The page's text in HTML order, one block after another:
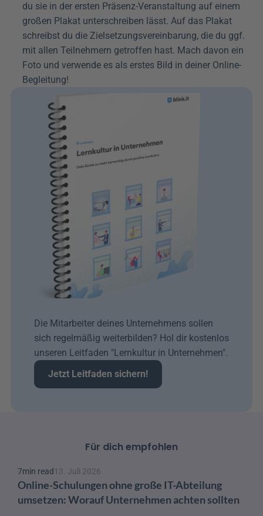
du sie in der ersten Präsenz-Veranstaltung auf einem
großen Plakat unterschreiben lässt. Auf das Plakat
schreibst du die Zielsetzungsvereinbarung, die du ggf.
mit allen Teilnehmern getroffen hast. Mach davon ein
Foto und verwende es als erstes Bild in deiner Online-
Begleitung!
Die Mitarbeiter deines Unternehmens sollen
sich regelmäßig weiterbilden? Hol dir kostenlos
Jetzt Leitfaden sichern!
Für dich empfohlen
7min read13. Juli 2026
Online-Schulungen ohne große IT-Abteilung
umsetzen: Worauf Unternehmen achten sollten